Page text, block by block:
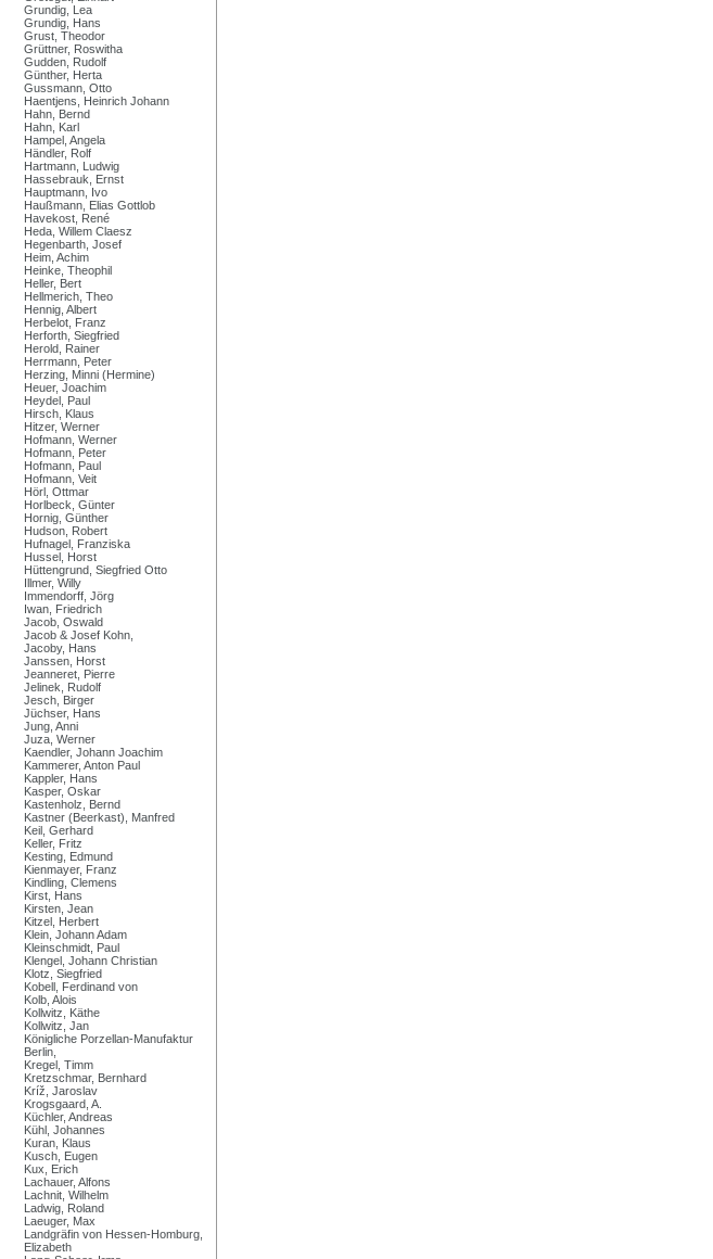
Grundig, Lea
Grundig, Hans
Grust, Theodor
Grüttner, Roswitha
Gudden, Rudolf
Günther, Herta
Gussmann, Otto
Haentjens, Heinrich Johann
Hahn, Bernd
Hahn, Karl
Hampel, Angela
Händler, Rolf
Hartmann, Ludwig
Hassebrauk, Ernst
Hauptmann, Ivo
Haußmann, Elias Gottlob
Havekost, René
Heda, Willem Claesz
Hegenbarth, Josef
Heim, Achim
Heinke, Theophil
Heller, Bert
Hellmerich, Theo
Hennig, Albert
Herbelot, Franz
Herforth, Siegfried
Herold, Rainer
Herrmann, Peter
Herzing, Minni (Hermine)
Heuer, Joachim
Heydel, Paul
Hirsch, Klaus
Hitzer, Werner
Hofmann, Werner
Hofmann, Peter
Hofmann, Paul
Hofmann, Veit
Hörl, Ottmar
Horlbeck, Günter
Hornig, Günther
Hudson, Robert
Hufnagel, Franziska
Hussel, Horst
Hüttengrund, Siegfried Otto
Illmer, Willy
Immendorff, Jörg
Iwan, Friedrich
Jacob, Oswald
Jacob & Josef Kohn,
Jacoby, Hans
Janssen, Horst
Jeanneret, Pierre
Jelinek, Rudolf
Jesch, Birger
Jüchser, Hans
Jung, Anni
Juza, Werner
Kaendler, Johann Joachim
Kammerer, Anton Paul
Kappler, Hans
Kasper, Oskar
Kastenholz, Bernd
Kastner (Beerkast), Manfred
Keil, Gerhard
Keller, Fritz
Kesting, Edmund
Kienmayer, Franz
Kindling, Clemens
Kirst, Hans
Kirsten, Jean
Kitzel, Herbert
Klein, Johann Adam
Kleinschmidt, Paul
Klengel, Johann Christian
Klotz, Siegfried
Kobell, Ferdinand von
Kolb, Alois
Kollwitz, Käthe
Kollwitz, Jan
Königliche Porzellan-Manufaktur
Berlin,
Kregel, Timm
Kretzschmar, Bernhard
Kríž, Jaroslav
Krogsgaard, A.
Küchler, Andreas
Kühl, Johannes
Kuran, Klaus
Kusch, Eugen
Kux, Erich
Lachauer, Alfons
Lachnit, Wilhelm
Ladwig, Roland
Laeuger, Max
Landgräfin von Hessen-Homburg,
Elizabeth